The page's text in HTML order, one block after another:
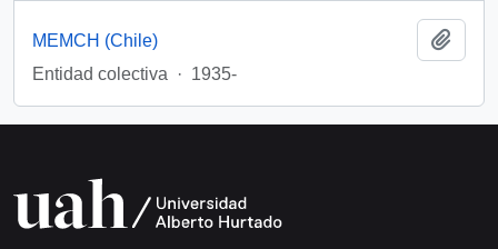
MEMCH (Chile)
Entidad colectiva
· 1935-